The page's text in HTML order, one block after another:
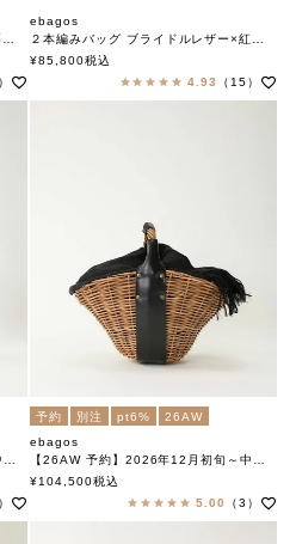
ebagos
２本編みバッグ ブライドルレザー×紅籐 BLACK （2本編みM）
エバゴス
¥85,800税込
4.93
（15）
予約 別注 pt6%
26AW
ebagos
【26AW 予約】2026年12月初旬～中旬頃入荷予定
1本手 オイルショルダー 紅籐 BLACK
¥104,500税込
5.00
（3）